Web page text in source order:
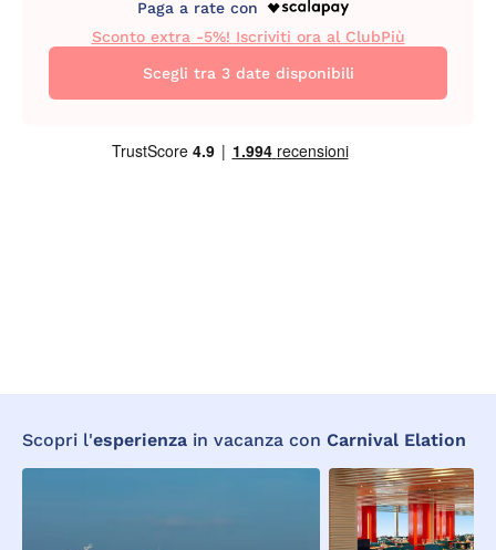
Paga a rate con
Sconto extra -5%! Iscriviti ora al ClubPiù
Scegli tra 3 date disponibili
Scopri l'esperienza in vacanza con Carnival Elation